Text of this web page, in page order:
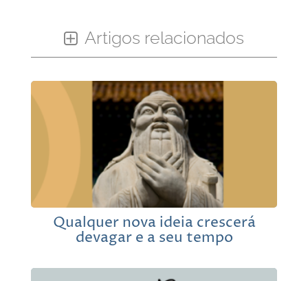
Artigos relacionados
Qualquer nova ideia crescerá
devagar e a seu tempo